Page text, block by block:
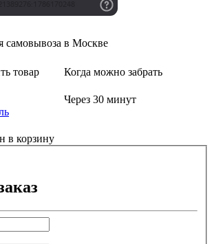
самовывоза в Москве
товар
Когда можно забрать
Через 30 минут
в корзину